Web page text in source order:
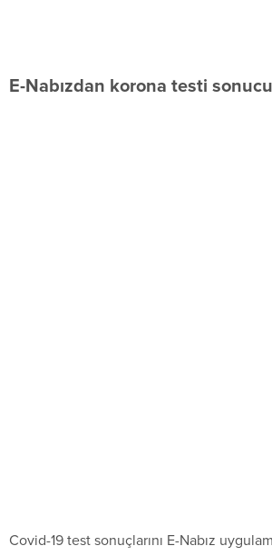
E-Nabızdan korona testi
Covid-19 test sonuçlarını E-Nabız